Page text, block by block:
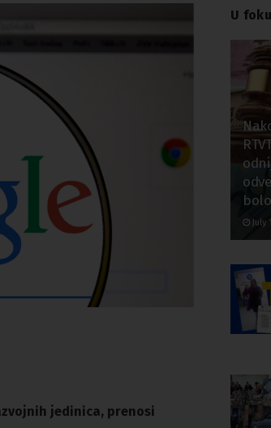
jedinica, prenosi
U